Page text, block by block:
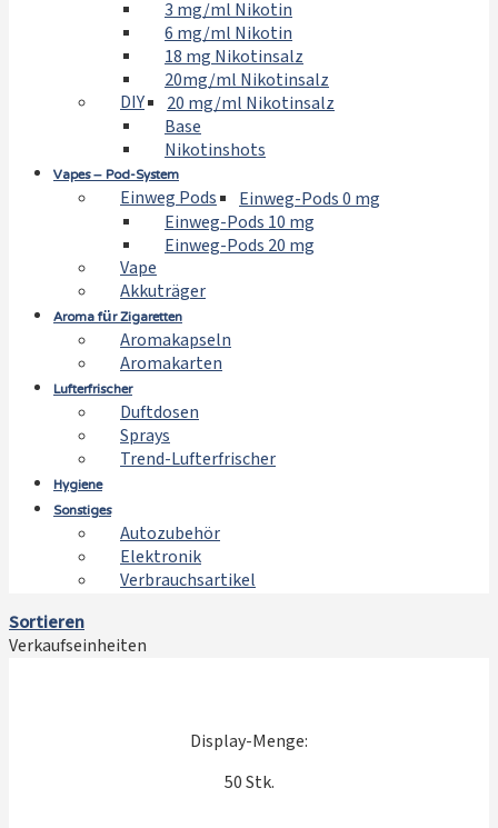
3 mg/ml Nikotin
6 mg/ml Nikotin
18 mg Nikotinsalz
20mg/ml Nikotinsalz
DIY
20 mg/ml Nikotinsalz
Base
Nikotinshots
Vapes – Pod-System
Einweg Pods
Einweg-Pods 0 mg
Einweg-Pods 10 mg
Einweg-Pods 20 mg
Vape
Akkuträger
Aroma für Zigaretten
Aromakapseln
Aromakarten
Lufterfrischer
Duftdosen
Sprays
Trend-Lufterfrischer
Hygiene
Sonstiges
Autozubehör
Elektronik
Verbrauchsartikel
Sortieren
Verkaufseinheiten
Display-Menge:
50 Stk.